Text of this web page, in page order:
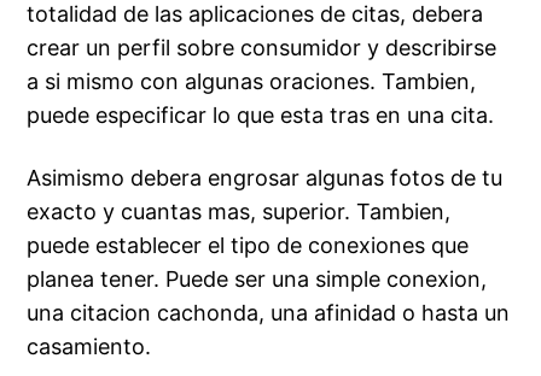
totalidad de las aplicaciones de citas, debera
crear un perfil sobre consumidor y describirse
a si mismo con algunas oraciones. Tambien,
puede especificar lo que esta tras en una cita.
Asimismo debera engrosar algunas fotos de tu
exacto y cuantas mas, superior. Tambien,
puede establecer el tipo de conexiones que
planea tener. Puede ser una simple conexion,
una citacion cachonda, una afinidad o hasta un
casamiento.